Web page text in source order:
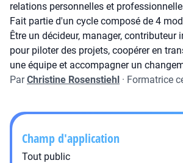
relations personnelles et
Fait partie d'un cycle composé de 4
Être un décideur, manager, contributeur
pour piloter des projets, coopérer en
une équipe et accompagner un
ParChristine Rosenstiehl · Formatrice
Champ d'application
Tout public